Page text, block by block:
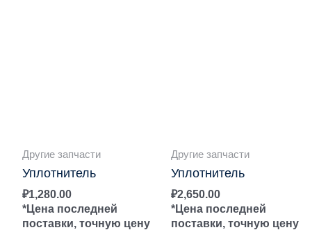
Другие запчасти
Уплотнитель
₽1,280.00
*Цена последней
поставки, точную цену
Другие запчасти
Уплотнитель
₽2,650.00
*Цена последней
поставки, точную цену